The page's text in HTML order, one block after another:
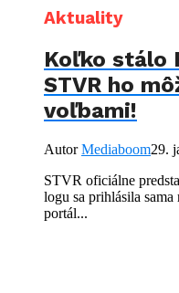
Aktuality
Koľko stálo
STVR ho
voľbami!
AutorMediaboom29.
STVR oficiálne
logu sa prihlásila
portál...